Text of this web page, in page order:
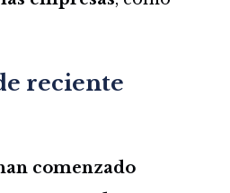
reciente
comenzado